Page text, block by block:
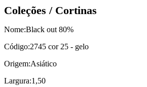
Coleções / Cortinas
Nome:Black out 80%
Código:2745 cor 25 - gelo
Origem:Asiático
Largura:1,50